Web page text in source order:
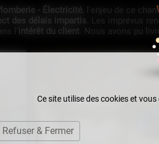
Ce site utilise des cookies et
Refuser & Fermer
- Électricité, l'enjeu de ce
des délais impartis . Les imprévus
l' intérêt du client . Nous avons pu